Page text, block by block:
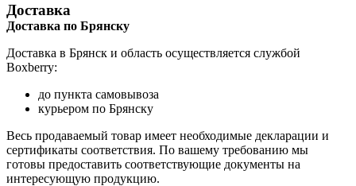
Доставка
Доставка по Брянску
Доставка в Брянск и область осуществляется службой
Boxberry:
до пункта самовывоза
курьером по Брянску
Весь продаваемый товар имеет необходимые декларации и
сертификаты соответствия. По вашему требованию мы
готовы предоставить соответствующие документы на
интересующую продукцию.